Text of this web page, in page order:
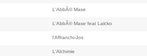
L'AbbÃ© Mase
L'AbbÃ© Mase feat Lalcko
l'Affranchi-Jos
L'Alchimie